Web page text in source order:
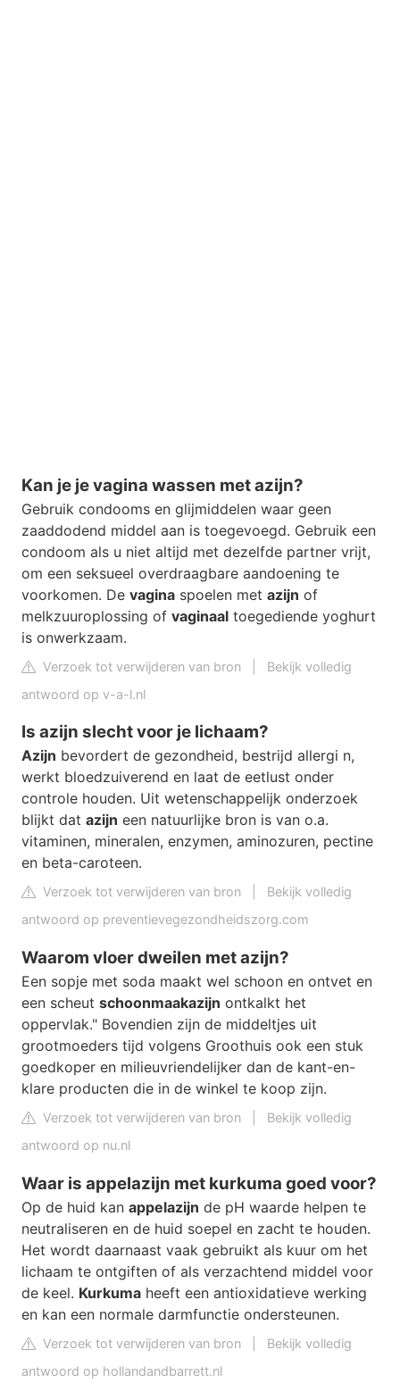
Kan je je vagina wassen met azijn?
Gebruik condooms en glijmiddelen waar geen
zaaddodend middel aan is toegevoegd. Gebruik een
condoom als u niet altijd met dezelfde partner vrijt,
om een seksueel overdraagbare aandoening te
voorkomen. De vagina spoelen met azijn of
melkzuuroplossing of vaginaal toegediende yoghurt
is onwerkzaam.
Verzoek tot verwijderen van bron
Bekijk volledig
antwoord op v-a-l.nl
Is azijn slecht voor je lichaam?
Azijn bevordert de gezondheid, bestrijd allergi n,
werkt bloedzuiverend en laat de eetlust onder
controle houden. Uit wetenschappelijk onderzoek
blijkt dat azijn een natuurlijke bron is van o.a.
vitaminen, mineralen, enzymen, aminozuren, pectine
en beta-caroteen.
Verzoek tot verwijderen van bron
Bekijk volledig
antwoord op preventievegezondheidszorg.com
Waarom vloer dweilen met azijn?
Een sopje met soda maakt wel schoon en ontvet en
een scheut schoonmaakazijn ontkalkt het
oppervlak." Bovendien zijn de middeltjes uit
grootmoeders tijd volgens Groothuis ook een stuk
goedkoper en milieuvriendelijker dan de kant-en-
klare producten die in de winkel te koop zijn.
Verzoek tot verwijderen van bron
Bekijk volledig
antwoord op nu.nl
Waar is appelazijn met kurkuma goed voor?
Op de huid kan appelazijn de pH waarde helpen te
neutraliseren en de huid soepel en zacht te houden.
Het wordt daarnaast vaak gebruikt als kuur om het
lichaam te ontgiften of als verzachtend middel voor
de keel. Kurkuma heeft een antioxidatieve werking
en kan een normale darmfunctie ondersteunen.
Verzoek tot verwijderen van bron
Bekijk volledig
antwoord op hollandandbarrett.nl